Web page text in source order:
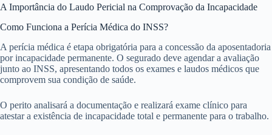
A Importância do Laudo Pericial na Comprovação da Incapacidade
Como Funciona a Perícia Médica do INSS?
A perícia médica é etapa obrigatória para a concessão da aposentadoria
por incapacidade permanente. O segurado deve agendar a avaliação
junto ao INSS, apresentando todos os exames e laudos médicos que
comprovem sua condição de saúde.
O perito analisará a documentação e realizará exame clínico para
atestar a existência de incapacidade total e permanente para o trabalho.